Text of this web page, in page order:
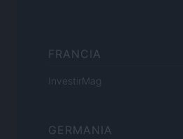
FRANCIA
InvestirMag
GERMANIA